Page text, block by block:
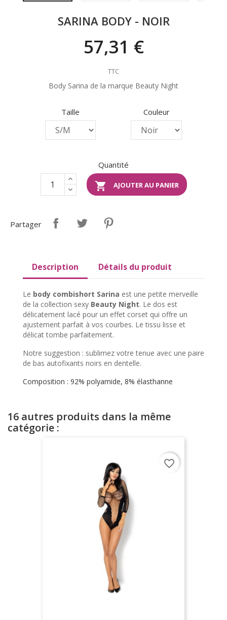
SARINA BODY - NOIR
57,31 €
TTC
Body Sarina de la marque Beauty Night
Taille Couleur
Quantité
 AJOUTER AU PANIER
Partager
Description Détails du produit
Le body combishort Sarina est une petite merveille
de la collection sexy Beauty Night. Le dos est
délicatement lacé pour un effet corset qui offre un
ajustement parfait à vos courbes. Le tissu lisse et
délicat tombe parfaitement.
Notre suggestion : sublimez votre tenue avec une paire
de bas autofixants noirs en dentelle.
Composition : 92% polyamide, 8% élasthanne
16 autres produits dans la même
catégorie :
favorite_border